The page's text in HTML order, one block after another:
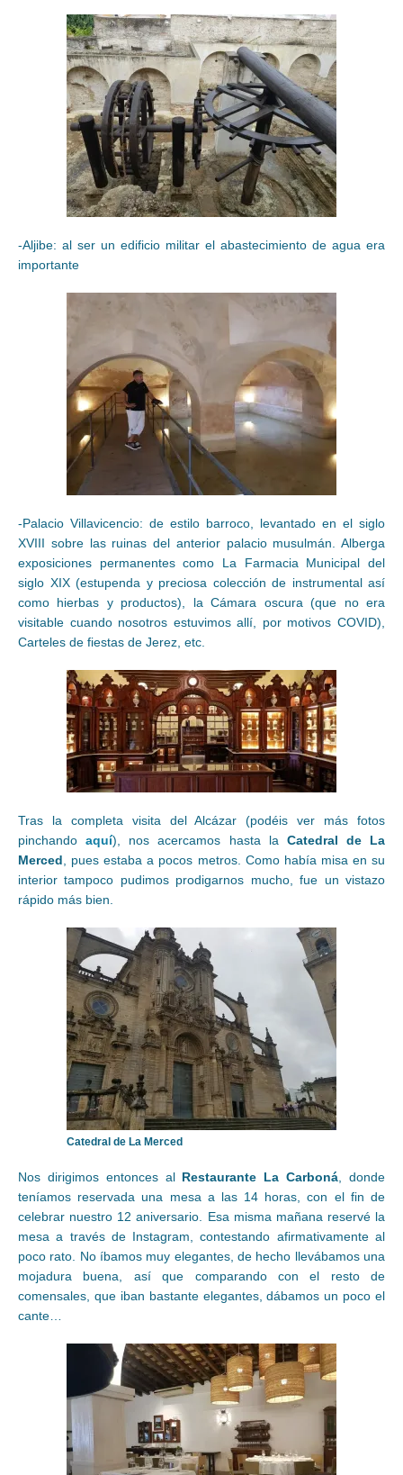
-Aljibe: al ser un edificio militar el abastecimiento de agua era
importante
-Palacio Villavicencio: de estilo barroco, levantado en el siglo
XVIII sobre las ruinas del anterior palacio musulmán. Alberga
exposiciones permanentes como La Farmacia Municipal del
siglo XIX (estupenda y preciosa colección de instrumental así
como hierbas y productos), la Cámara oscura (que no era
visitable cuando nosotros estuvimos allí, por motivos COVID),
Carteles de fiestas de Jerez, etc.
Tras la completa visita del Alcázar (podéis ver más fotos
pinchandoaquí), nos acercamos hasta la Catedral de La
Merced , pues estaba a pocos metros. Como había misa en su
interior tampoco pudimos prodigarnos mucho, fue un vistazo
rápido más bien.
Catedral de La Merced
Nos dirigimos entonces al Restaurante La Carboná , donde
teníamos reservada una mesa a las 14 horas, con el fin de
celebrar nuestro 12 aniversario. Esa misma mañana reservé la
mesa a través de Instagram, contestando afirmativamente al
poco rato. No íbamos muy elegantes, de hecho llevábamos una
mojadura buena, así que comparando con el resto de
comensales, que iban bastante elegantes, dábamos un poco el
cante…